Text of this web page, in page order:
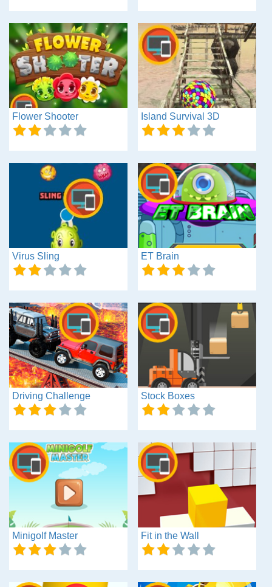
Flower Shooter Island Survival 3D
Virus Sling ET Brain
Driving Challenge Stock Boxes
Minigolf Master Fit in the Wall